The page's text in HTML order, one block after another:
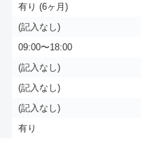
有り (6ヶ月)
(記入なし)
09:00〜18:00
(記入なし)
(記入なし)
(記入なし)
有り